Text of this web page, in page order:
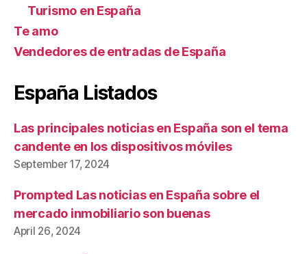
Turismo en España
Te amo
Vendedores de entradas de España
España Listados
Las principales noticias en España son el tema
candente en los dispositivos móviles
September 17, 2024
Prompted Las noticias en España sobre el
mercado inmobiliario son buenas
April 26, 2024